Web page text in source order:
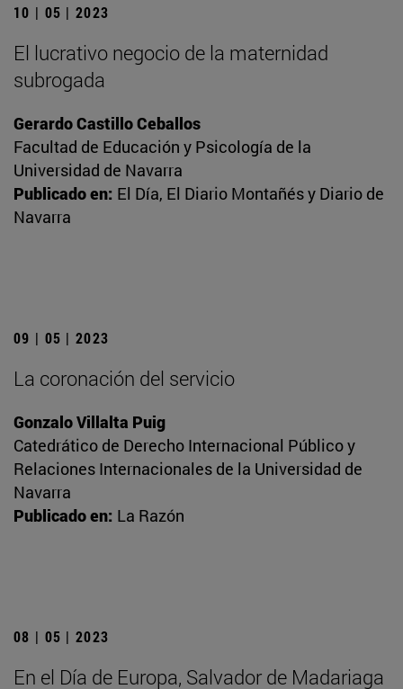
10 | 05 | 2023
El lucrativo negocio de la maternidad
subrogada
Gerardo Castillo Ceballos
Facultad de Educación y Psicología de la
Universidad de Navarra
Publicado en: El Día, El Diario Montañés y Diario de
Navarra
09 | 05 | 2023
La coronación del servicio
Gonzalo Villalta Puig
Catedrático de Derecho Internacional Público y
Relaciones Internacionales de la Universidad de
Navarra
Publicado en: La Razón
08 | 05 | 2023
En el Día de Europa, Salvador de Madariaga